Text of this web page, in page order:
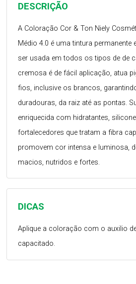
DICAS
Aplique a coloração com o auxilio
capacitado.
DESCRIÇÃO
A Coloração Cor & Ton Niely
Médio 4.0 é uma tintura permanente
ser usada em todos os tipos de de
cremosa é de fácil aplicação, atua
fios, inclusive os brancos,
duradouras, da raiz até as pontas.
enriquecida com hidratantes,
fortalecedores que tratam a fibra
promovem cor intensa e luminosa,
macios, nutridos e fortes.